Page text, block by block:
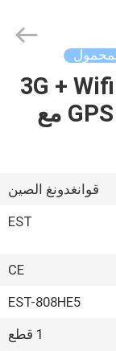
هاتف محمول محمول + 3G + Wifi
+ جهاز تشويش إشارة GPS مع
قوانغدونغ الصين
EST
CE
EST-808HE5
1 قطع